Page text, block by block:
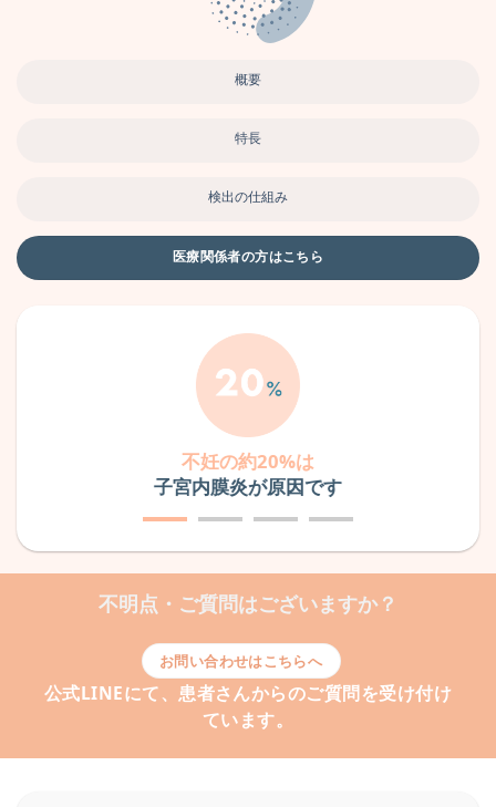
概要
特長
検出の仕組み
医療関係者の方はこちら
不妊の約20%は
子宮内膜炎が原因です
不明点・ご質問はございますか？
お問い合わせはこちらへ
公式LINEにて、患者さんからのご質問を受け付け
ています。